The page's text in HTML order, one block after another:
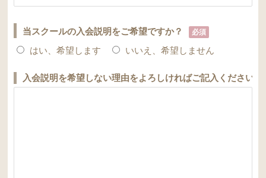
当スクールの入会説明をご希望ですか？ 必須
はい、希望します いいえ、希望しません
入会説明を希望しない理由をよろしければご記入ください